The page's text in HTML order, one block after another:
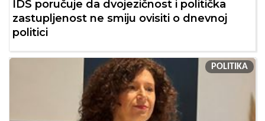
IDS poručuje da dvojezičnost i politička
zastupljenost ne smiju ovisiti o dnevnoj
politici
POLITIKA